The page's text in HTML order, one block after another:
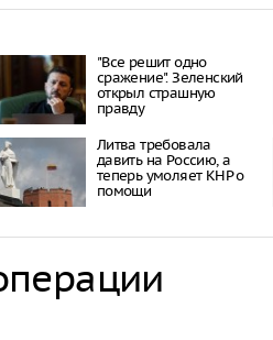
"Все решит одно
сражение". Зеленский
открыл страшную
правду
Литва требовала
давить на Россию, а
теперь умоляет КНР о
помощи